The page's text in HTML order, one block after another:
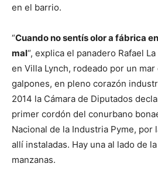
en el barrio.
“Cuando no sentís olor a fábrica
mal“, explica el panadero Rafael
en Villa Lynch, rodeado por un
galpones, en pleno corazón
2014 la Cámara de Diputados
primer cordón del conurbano
Nacional de la Industria Pyme, por
allí instaladas. Hay una al lado de
manzanas.